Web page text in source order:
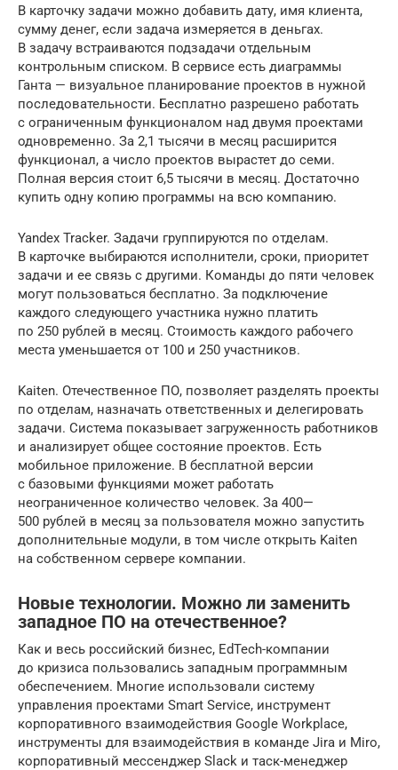
В карточку задачи можно добавить дату, имя клиента,
сумму денег, если задача измеряется в деньгах.
В задачу встраиваются подзадачи отдельным
контрольным списком. В сервисе есть диаграммы
Ганта — визуальное планирование проектов в нужной
последовательности. Бесплатно разрешено работать
с ограниченным функционалом над двумя проектами
одновременно. За 2,1 тысячи в месяц расширится
функционал, а число проектов вырастет до семи.
Полная версия стоит 6,5 тысячи в месяц. Достаточно
купить одну копию программы на всю компанию.
Yandex Tracker. Задачи группируются по отделам.
В карточке выбираются исполнители, сроки, приоритет
задачи и ее связь с другими. Команды до пяти человек
могут пользоваться бесплатно. За подключение
каждого следующего участника нужно платить
по 250 рублей в месяц. Стоимость каждого рабочего
места уменьшается от 100 и 250 участников.
Kaiten. Отечественное ПО, позволяет разделять проекты
по отделам, назначать ответственных и делегировать
задачи. Система показывает загруженность работников
и анализирует общее состояние проектов. Есть
мобильное приложение. В бесплатной версии
с базовыми функциями может работать
неограниченное количество человек. За 400—
500 рублей в месяц за пользователя можно запустить
дополнительные модули, в том числе открыть Kaiten
на собственном сервере компании.
Новые технологии. Можно ли заменить
западное ПО на отечественное?
Как и весь российский бизнес, EdTech-компании
до кризиса пользовались западным программным
обеспечением. Многие использовали систему
управления проектами Smart Service, инструмент
корпоративного взаимодействия Google Workplace,
инструменты для взаимодействия в команде Jira и Miro,
корпоративный мессенджер Slack и таск-менеджер